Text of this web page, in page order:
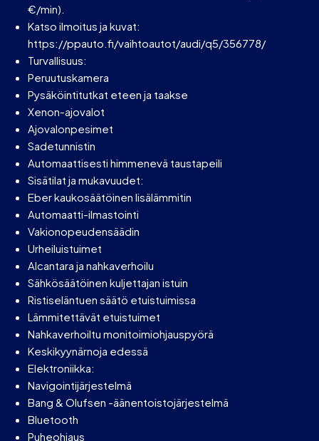
€/min).
Katso ilmoitus ja kuvat:
https://ppauto.fi/vaihtoautot/audi/q5/356778/
Turvallisuus:
Peruutuskamera
Pysäköintitutkat eteen ja taakse
Xenon-ajovalot
Ajovalonpesimet
Sadetunnistin
Automaattisesti himmenevä taustapeili
Sisätilat ja mukavuudet:
Eber kaukosäätöinen lisälämmitin
Automaatti-ilmastointi
Vakionopeudensäädin
Urheiluistuimet
Alcantara ja nahkaverhoilu
Sähkösäätöinen kuljettajan istuin
Ristiseläntuen säätö etuistuimissa
Lämmitettävät etuistuimet
Nahkaverhoiltu monitoimiohjauspyörä
Keskikyynärnoja edessä
Elektroniikka:
Navigointijärjestelmä
Bang & Olufsen -äänentoistojärjestelmä
Bluetooth
Puheohjaus